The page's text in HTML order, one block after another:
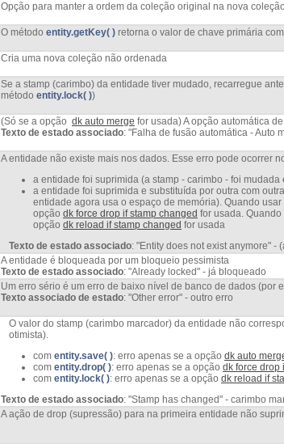
Opção para manter a ordem da coleção original na nova coleção
O método entity.getKey( ) retorna o valor de chave primária
Cria uma nova coleção não ordenada
Se a stamp (carimbo) da entidade tiver mudado, recarregue
método entity.lock( ))
(Só se a opção dk auto merge for usada) A opção automática
Texto de estado associado: "Falha de fusão automática - Auto
A entidade não existe mais nos dados. Esse erro pode ocorrer
a entidade foi suprimida (a stamp - carimbo - foi
a entidade foi suprimida e substituída por outra com
entidade agora usa o espaço de memória). Quando usar
opção dk force drop if stamp changed for usada. Quando
opção dk reload if stamp changed for usada
Texto de estado associado: "Entity does not exist anymore" -
A entidade é bloqueada por um bloqueio pessimista
Texto de estado associado: "Already locked" - já bloqueado
Um erro sério é um erro de baixo nível de banco de dados (por
Texto associado de estado: "Other error" - outro erro
O valor do stamp (carimbo marcador) da entidade não
otimista).
com entity.save( ): erro apenas se a opção dk auto
com entity.drop( ): erro apenas se a opção dk force drop
com entity.lock( ): erro apenas se a opção dk reload if
Texto de estado associado: "Stamp has changed" - carimbo
A ação de drop (supressão) para na primeira entidade não